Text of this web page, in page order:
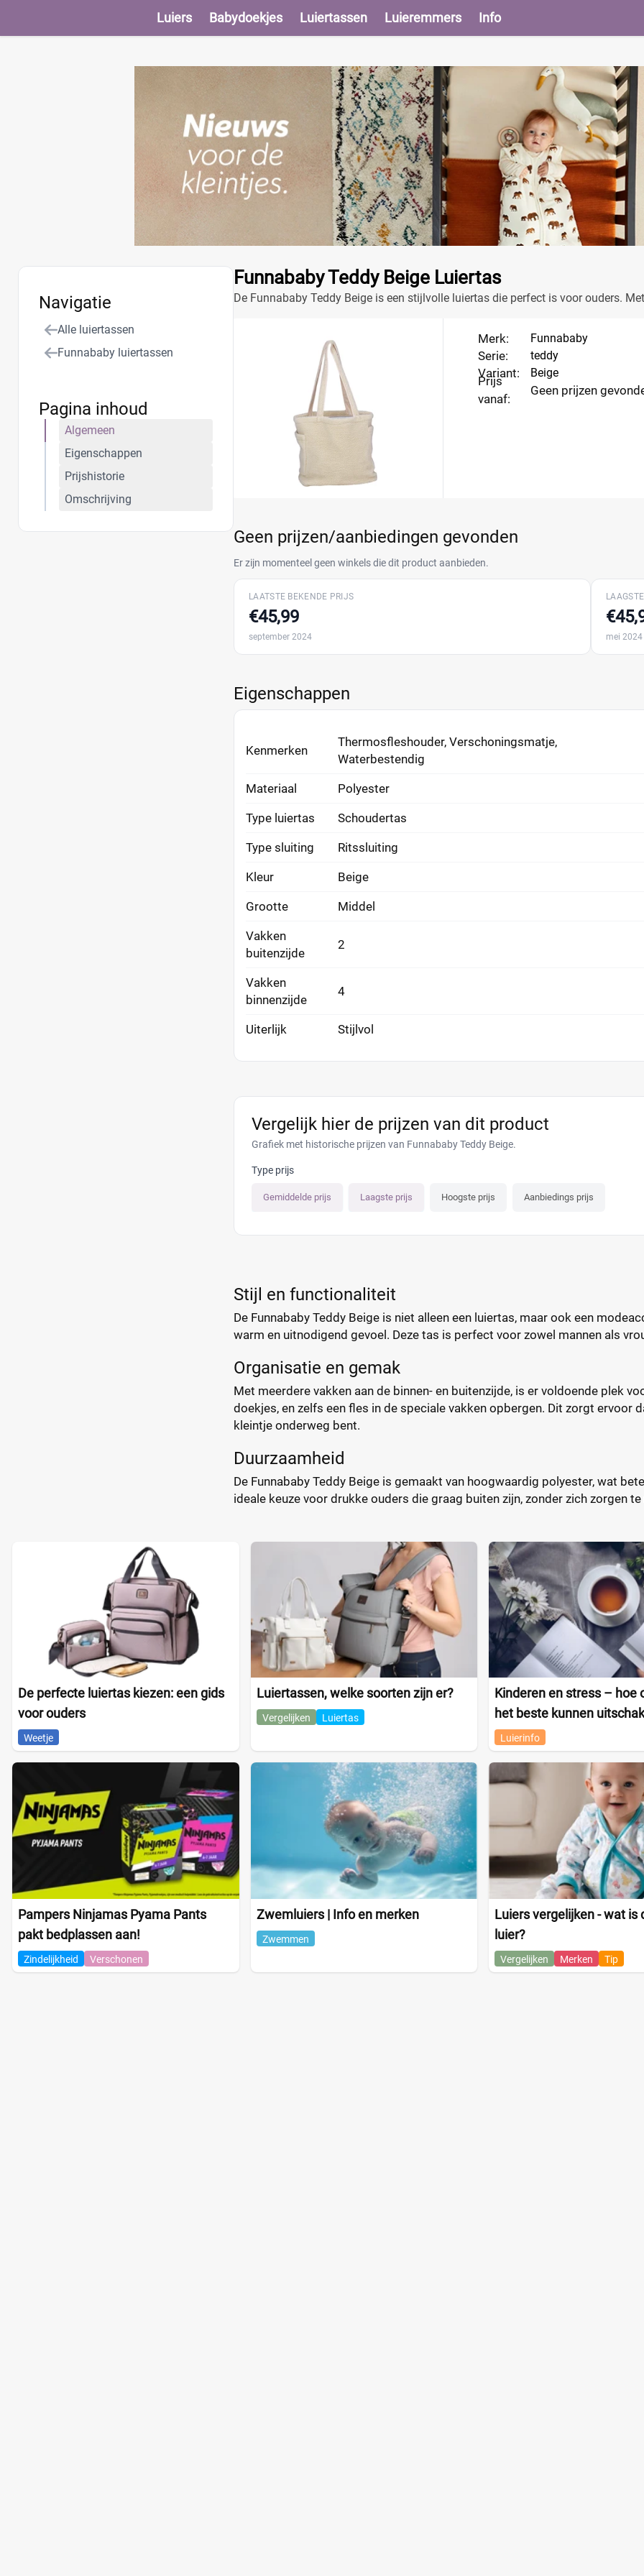
Luiers Babydoekjes Luiertassen Luieremmers Info
Funnababy Teddy Beige Luiertas
De Funnababy Teddy Beige is een stijlvolle luiertas die perfect is voor ouders.
Merk:
Serie:
Variant:
Prijs
vanaf:
Funnababy
teddy
Beige
Geen prijzen
Geen prijzen/aanbiedingen gevonden
Er zijn momenteel geen winkels die dit product aanbieden.
LAATSTE BEKENDE PRIJS
€45,99
september 2024 mei 2024
Eigenschappen
Kenmerken
Thermosfleshouder, Verschoningsmatje,
Waterbestendig
Materiaal Polyester
Type luiertas Schoudertas
Type sluiting Ritssluiting
Kleur Beige
Grootte Middel
Vakken
buitenzijde
2
Vakken
binnenzijde
4
Uiterlijk Stijlvol
Vergelijk hier de prijzen van dit product
Grafiek met historische prijzen van Funnababy Teddy Beige.
Type prijs
Gemiddelde prijs Laagste prijs Hoogste prijs Aanbiedings prijs
Stijl en functionaliteit
De Funnababy Teddy Beige is niet alleen een luiertas, maar ook een
warm en uitnodigend gevoel. Deze tas is perfect voor zowel mannen als
Organisatie en gemak
Met meerdere vakken aan de binnen- en buitenzijde, is er voldoende plek
doekjes, en zelfs een fles in de speciale vakken opbergen. Dit zorgt ervoor
kleintje onderweg bent.
Duurzaamheid
De Funnababy Teddy Beige is gemaakt van hoogwaardig polyester, wat
ideale keuze voor drukke ouders die graag buiten zijn, zonder zich zorgen
Navigatie
Alle luiertassen
Funnababy luiertassen
Pagina inhoud
Algemeen
Eigenschappen
Prijshistorie
Omschrijving
De perfecte luiertas kiezen: een gids
voor ouders
Weetje
Luiertassen, welke soorten zijn er?
Vergelijken Luiertas
Kinderen en stress – hoe
het beste kunnen
Luierinfo
Pampers Ninjamas Pyama Pants
pakt bedplassen aan!
Zindelijkheid Verschonen
Zwemluiers | Info en merken
Zwemmen
Luiers vergelijken - wat is
luier?
Vergelijken Merken Tip